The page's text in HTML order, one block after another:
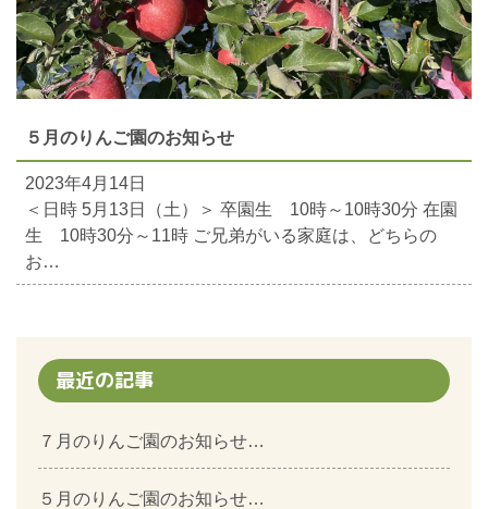
５月のりんご園のお知らせ
2023年4月14日
＜日時 5月13日（土）＞ 卒園生 10時～10時30分 在園
生 10時30分～11時 ご兄弟がいる家庭は、どちらの
お…
最近の記事
７月のりんご園のお知らせ…
５月のりんご園のお知らせ…